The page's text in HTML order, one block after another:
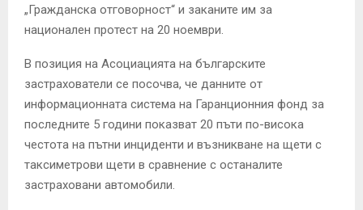
„Гражданска отговорност“ и заканите им за
национален протест на 20 ноември.
В позиция на Асоциацията на българските
застрахователи се посочва, че данните от
информационната система на Гаранционния фонд за
последните 5 години показват 20 пъти по-висока
честота на пътни инциденти и възникване на щети с
таксиметрови щети в сравнение с останалите
застраховани автомобили.